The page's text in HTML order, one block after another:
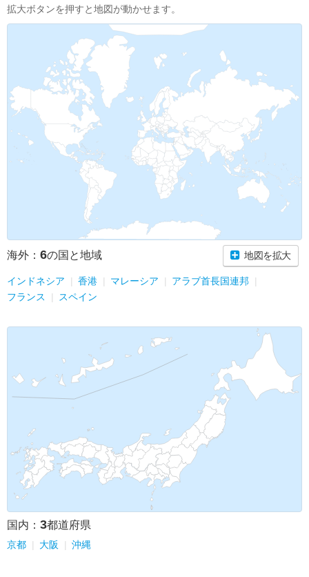
拡大ボタンを押すと地図が動かせます。
海外： 6の国と地域 地図を拡大
インドネシア 香港 マレーシア
アラブ首長国連邦
フランス
スペイン
国内： 3都道府県
京都 大阪 沖縄